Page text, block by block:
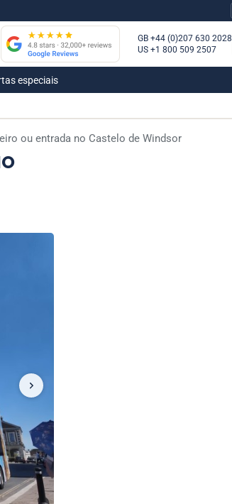
GB +44 (0)207 630 2028
US +1 800 509 2507
especiais
ou entrada no Castelo de Windsor